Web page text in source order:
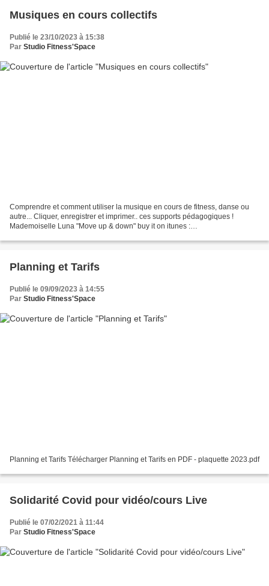
Musiques en cours collectifs
Publié le 23/10/2023 à 15:38
Par Studio Fitness'Space
Comprendre et comment utiliser la musique en cours de fitness, danse ou
autre... Cliquer, enregistrer et imprimer.. ces supports pédagogiques !
Mademoiselle Luna "Move up & down" buy it on itunes :
Planning et Tarifs
Publié le 09/09/2023 à 14:55
Par Studio Fitness'Space
Planning et Tarifs Télécharger Planning et Tarifs en PDF - plaquette 2023.pdf
Solidarité Covid pour vidéo/cours Live
Publié le 07/02/2021 à 11:44
Par Studio Fitness'Space